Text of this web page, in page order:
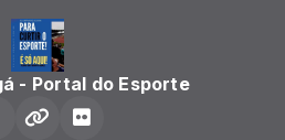
- Portal do Esporte